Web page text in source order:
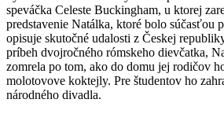
speváčka Celeste Buckingham, u ktorej
predstavenie Natálka, ktoré bolo súčasťou
opisuje skutočné udalosti z Českej
príbeh dvojročného rómskeho dievčatka,
zomrela po tom, ako do domu jej rodičov
molotovove koktejly. Pre študentov ho
národného divadla.